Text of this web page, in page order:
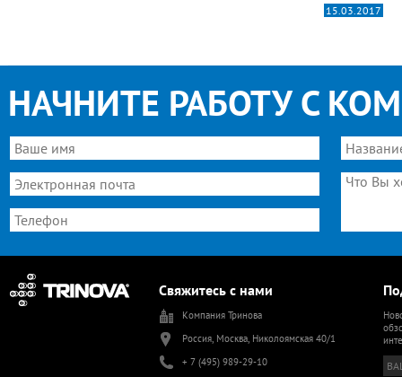
15.03.2017
НАЧНИТЕ РАБОТУ С
Свяжитесь с нами
Компания Тринова
Россия, Москва, Николоямская 40/1
+ 7 (495) 989-29-10